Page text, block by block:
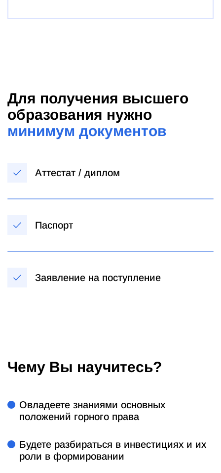
Для получения высшего
образования нужно
минимум документов
Аттестат / диплом
Паспорт
Заявление на поступление
Чему Вы научитесь?
Овладеете знаниями основных
положений горного права
Будете разбираться в инвестициях и их
роли в формировании